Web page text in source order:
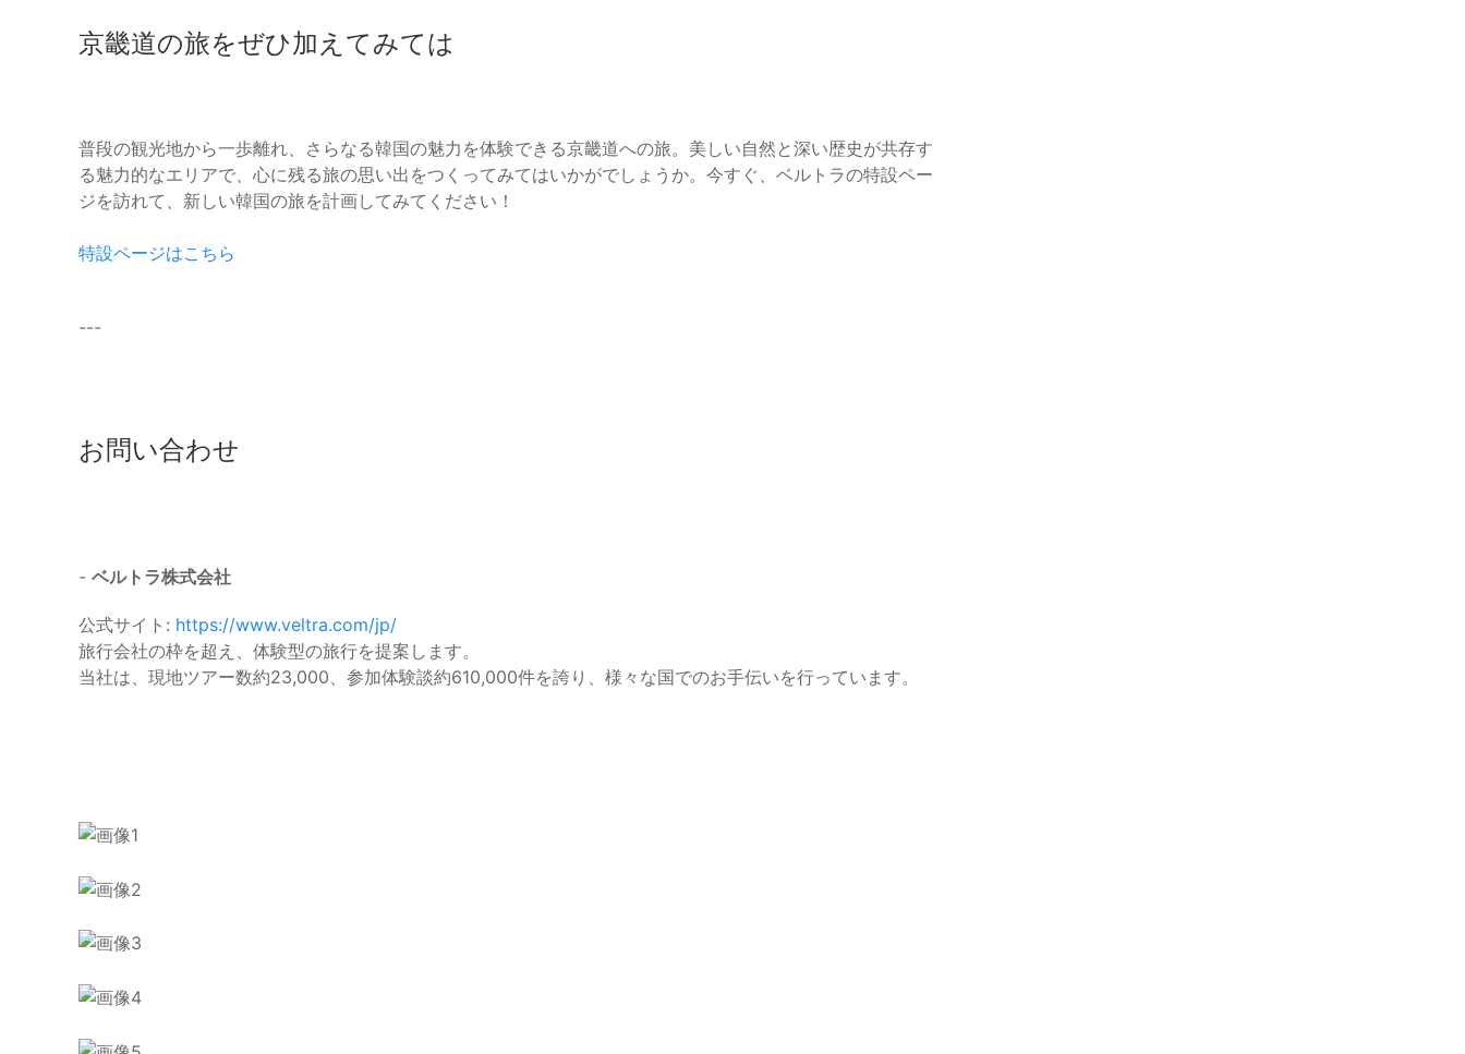
京畿道の旅をぜひ加えてみては
普段の観光地から一歩離れ、さらなる韓国の魅力を体験できる京畿道への旅。美しい自然と深い歴史が共存す
る魅力的なエリアで、心に残る旅の思い出をつくってみてはいかがでしょうか。今すぐ、ベルトラの特設ペー
ジを訪れて、新しい韓国の旅を計画してみてください！
特設ページはこちら
---
お問い合わせ
- ベルトラ株式会社
公式サイト: https://www.veltra.com/jp/
旅行会社の枠を超え、体験型の旅行を提案します。
当社は、現地ツアー数約23,000、参加体験談約610,000件を誇り、様々な国でのお手伝いを行っています。